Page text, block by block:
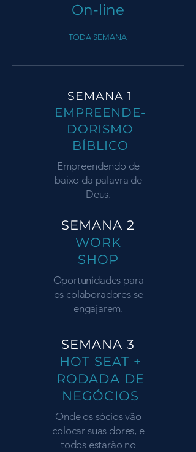
On-line
TODA SEMANA
SEMANA 1
EMPREENDE-
DORISMO
BÍBLICO
Empreendendo de
baixo da palavra de
Deus.
SEMANA 2
WORK
SHOP
Oportunidades para
os colaboradores se
engajarem.
SEMANA 3
HOT SEAT +
RODADA DE
NEGÓCIOS
Onde os sócios vão
colocar suas dores, e
todos estarão no